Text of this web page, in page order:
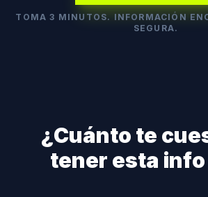
TOMA 3 MINUTOS. INFORMACIÓN
SEGURA.
¿Cuánto te
tener esta